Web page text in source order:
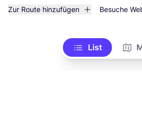
Zur Route hinzufügen Besuche
List